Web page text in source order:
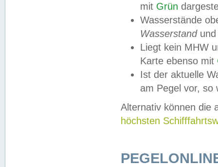
mit Grün
Wasserstände
Wasserstandund
Liegt kein MHW
Karte ebenso mit
Ist der aktuelle
am Pegel vor,
Alternativ können die
höchsten